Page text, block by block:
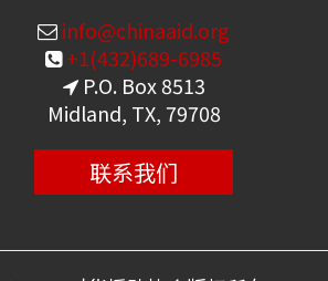
info@chinaaid.org
+1(432)689-6985
P.O. Box 8513
Midland, TX, 79708
联系我们